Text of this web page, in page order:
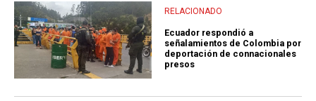
RELACIONADO
Ecuador respondió a
señalamientos de Colombia por
deportación de connacionales
presos